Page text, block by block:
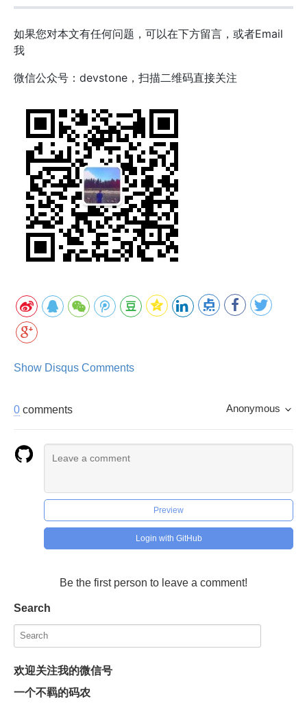
如果您对本文有任何问题，可以在下方留言，或者Email
我
微信公众号：devstone，扫描二维码直接关注
Show Disqus Comments
0 comments Anonymous
Preview
Login with GitHub
Be the first person to leave a comment!
Search
欢迎关注我的微信号
一个不羁的码农